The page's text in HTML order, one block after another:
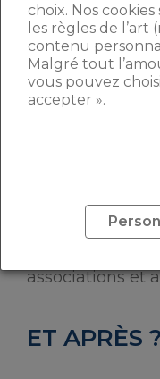
de
4
d’urgence au-
début de la
associations et
ET APRÈS ?
choix. Nos
les règles de
contenu
Malgré tout
vous pouvez
accepter ».